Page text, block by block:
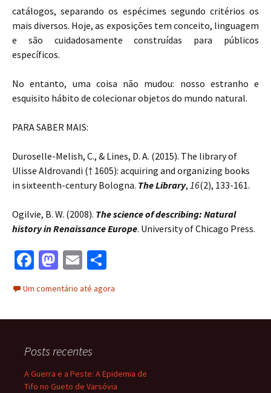
catálogos, separando os espécimes segundo critérios os
mais diversos. Hoje, as exposições tem conceito, linguagem
e são cuidadosamente construídas para públicos
específicos.
No entanto, uma coisa não mudou: nosso estranho e
esquisito hábito de colecionar objetos do mundo natural.
PARA SABER MAIS:
Duroselle-Melish, C., & Lines, D. A. (2015). The library of
Ulisse Aldrovandi († 1605): acquiring and organizing books
in sixteenth-century Bologna. The Library, 16(2), 133-161.
Ogilvie, B. W. (2008). The science of describing: Natural
history in Renaissance Europe. University of Chicago Press.
Fa
b
o
k
M
as
to
d
n
E
m
ai
l
ar
e
Um comentário até agora
Posts recentes
A Guerra e a Peste: A Epidemia de
Tifo no Gueto de Varsóvia